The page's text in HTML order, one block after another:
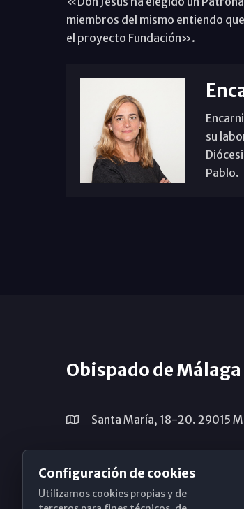
miembros del mismo entiendo
el proyecto Fundación».
su
Pablo.
Obispado de Málaga
Santa María, 18-20. 29015
(+34) 952 224 386
obispado@diocesismalaga.es
Configuración de cookies
Utilizamos cookies propias y de